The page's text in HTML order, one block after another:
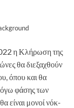
η Κλήρωση της
θα διεξαχθούν
όπου και θα
φάσης των
είναι μονοί νόκ-